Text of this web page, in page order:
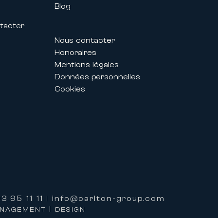
Festivals permettent aux
parfaitement adapté à leurs
et d’un
également proposer des
Blog
Nous contacter
Honoraires
Mentions légales
Données personnelles
Cookies
95 11 11 info@carlton-group.com
| DESIGN